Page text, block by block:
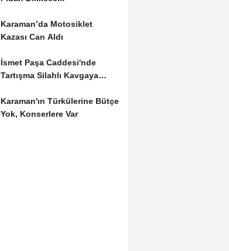
Karaman’da Motosiklet
Kazası Can Aldı
İsmet Paşa Caddesi'nde
Tartışma Silahlı Kavgaya
Karaman'ın Türkülerine Bütçe
Yok, Konserlere Var